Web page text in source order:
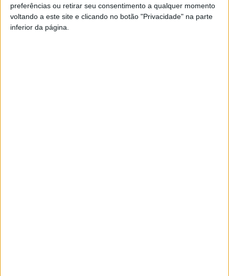
preferências ou retirar seu consentimento a qualquer momento
voltando a este site e clicando no botão "Privacidade" na parte
inferior da página.
Artigo anterior
Tondela: Termas de Sangemil
já atenderam perto de 300
Próximo artigo
Sátão: Palestra subordinada